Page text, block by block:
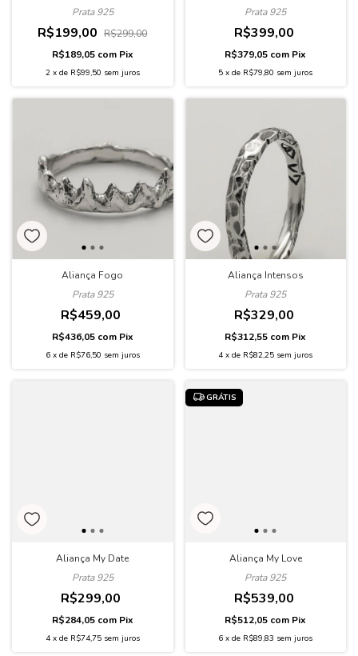
Prata 925
R$199,00 R$299,00
R$189,05 com Pix
2 x de R$99,50 sem juros
Prata 925
R$399,00
R$379,05 com Pix
5 xde R$79,80 sem juros
Aliança Fogo
Prata 925
R$459,00
R$436,05 com Pix
6 x de R$76,50 sem juros
Aliança Intensos
Prata 925
R$329,00
R$312,55 com Pix
4 xde R$82,25 sem juros
Aliança My Date
Prata 925
R$299,00
R$284,05 com Pix
4 x de R$74,75 sem juros
GRÁTIS
Aliança My Love
Prata 925
R$539,00
R$512,05 com Pix
6 xde R$89,83 sem juros